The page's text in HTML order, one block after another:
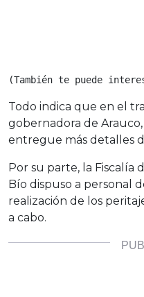
(También te puede
Todo indica que en el
gobernadora de
entregue más detalles
Por su parte, la Fiscalía
Bío dispuso a personal
realización de los
a cabo.